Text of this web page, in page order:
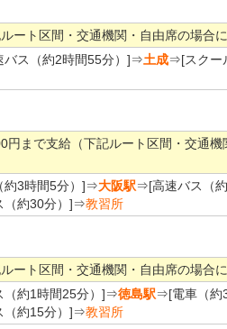
ート区間・交通機関・自由席の場合に
ス（約2時間55分）]⇒土成⇒[スクー
円まで支給（下記ルート区間・交通機
3時間5分）]⇒大阪駅⇒[高速バス（
（約30分）]⇒教習所
ート区間・交通機関・自由席の場合に
約1時間25分）]⇒徳島駅⇒[電車（約
（約15分）]⇒教習所